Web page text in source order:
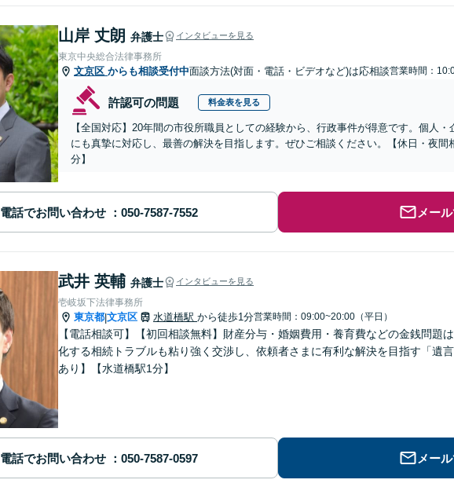
山岸 丈朗 弁護士 インタビューを見る
東京中央総合法律事務所
文京区 からも相談受付中面談方法(対面・電話・ビデオなど)は応相談営業時間：
許認可の問題 料金表を見る
【全国対応】20年間の市役所職員としての経験から、行政事件が得意です。個人
にも真摯に対応し、最善の解決を目指します。ぜひご相談ください。【休日・夜
分】
電話でお問い合わせ メー
武井 英輔 弁護士 インタビューを見る
壱岐坂下法律事務所
東京都|文京区 水道橋駅 から徒歩1分営業時間：09:00~20:00（平日）
【電話相談可】【初回相談無料】財産分与・婚姻費用・養育費などの金銭問題
化する相続トラブルも粘り強く交渉し、依頼者さまに有利な解決を目指す「遺
あり】【水道橋駅1分】
電話でお問い合わせ メー